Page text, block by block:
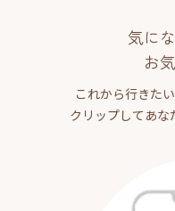
気に
お
これから行きた
クリップしてあな